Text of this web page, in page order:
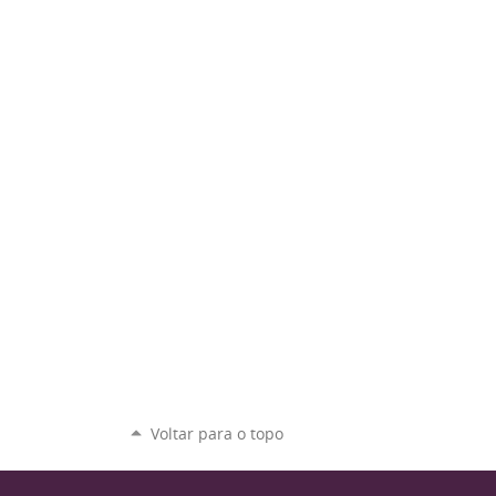
Voltar para o topo